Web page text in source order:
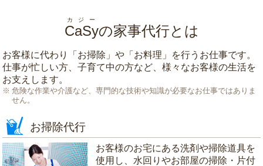
CaSy
カジー
の家事代行とは
お客様に代わり「 お掃除 」や「 お料理 」を行うお仕事です。
仕事が忙しい方、子育て中の方など、様々なお客様の生活を
お支えします。
危険な作業や介護など、専門的な技術や知識が必要なお仕事ではありま
せん。
お掃除代行
お客様のお宅にある洗剤や掃除道具を
使用し、水回りやお部屋の掃除・片付